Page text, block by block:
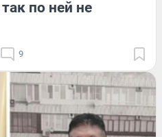
по ней не
9